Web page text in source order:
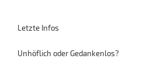
Letzte Infos
Unhöflich oder Gedankenlos?